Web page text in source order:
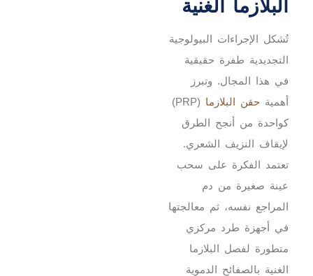
البلازما الغنية
تُشكل الإجراءات البيولوجية
التجديدية طفرة حقيقية
في هذا المجال. وتبرز
أهمية حقن البلازما
(PRP)
كواحدة من أنجح الطرق
لإيقاف النزيف الشعري.
تعتمد الفكرة على سحب
عينة صغيرة من دم
المراجع نفسه، ثم معالجتها
في أجهزة طرد مركزي
متطورة لفصل البلازما
الغنية بالصفائح الدموية